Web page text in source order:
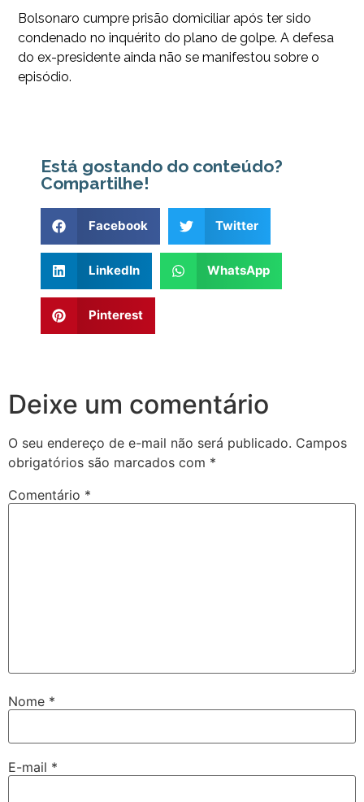
Bolsonaro cumpre prisão domiciliar após ter sido
condenado no inquérito do plano de golpe. A defesa
do ex-presidente ainda não se manifestou sobre o
episódio.
Está gostando do conteúdo?
Compartilhe!
Facebook Twitter
LinkedIn WhatsApp
Pinterest
Deixe um comentário
O seu endereço de e-mail não será publicado. Campos
obrigatórios são marcados com *
Comentário *
Nome *
E-mail *